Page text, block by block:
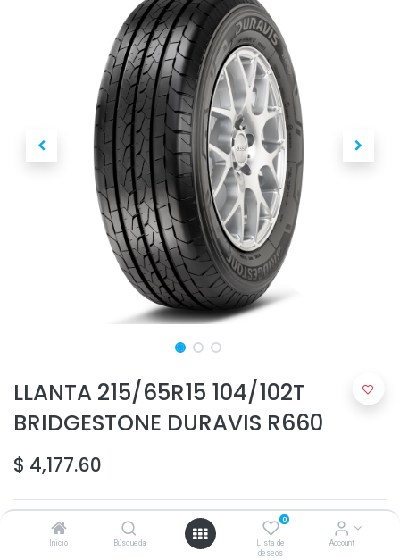
Inicio Búsqueda
0
Lista de
deseos
Account
LLANTA 215/65R15 104/102T
BRIDGESTONE DURAVIS R660
$ 4,177.60